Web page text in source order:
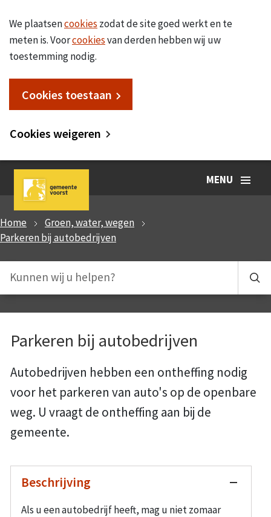
We plaatsencookies zodat de site goed werkt en te
meten is. Voorcookiesvan derden hebben wij uw
toestemming nodig.
Cookies toestaan
Cookies weigeren
MENU
Home
Groen, water, wegen
Parkeren bij autobedrijven
Parkeren bij autobedrijven
Autobedrijven hebben een ontheffing nodig
voor het parkeren van auto's op de openbare
weg. U vraagt de ontheffing aan bij de
gemeente.
Beschrijving
Als u een autobedrijf heeft, mag u niet zomaar